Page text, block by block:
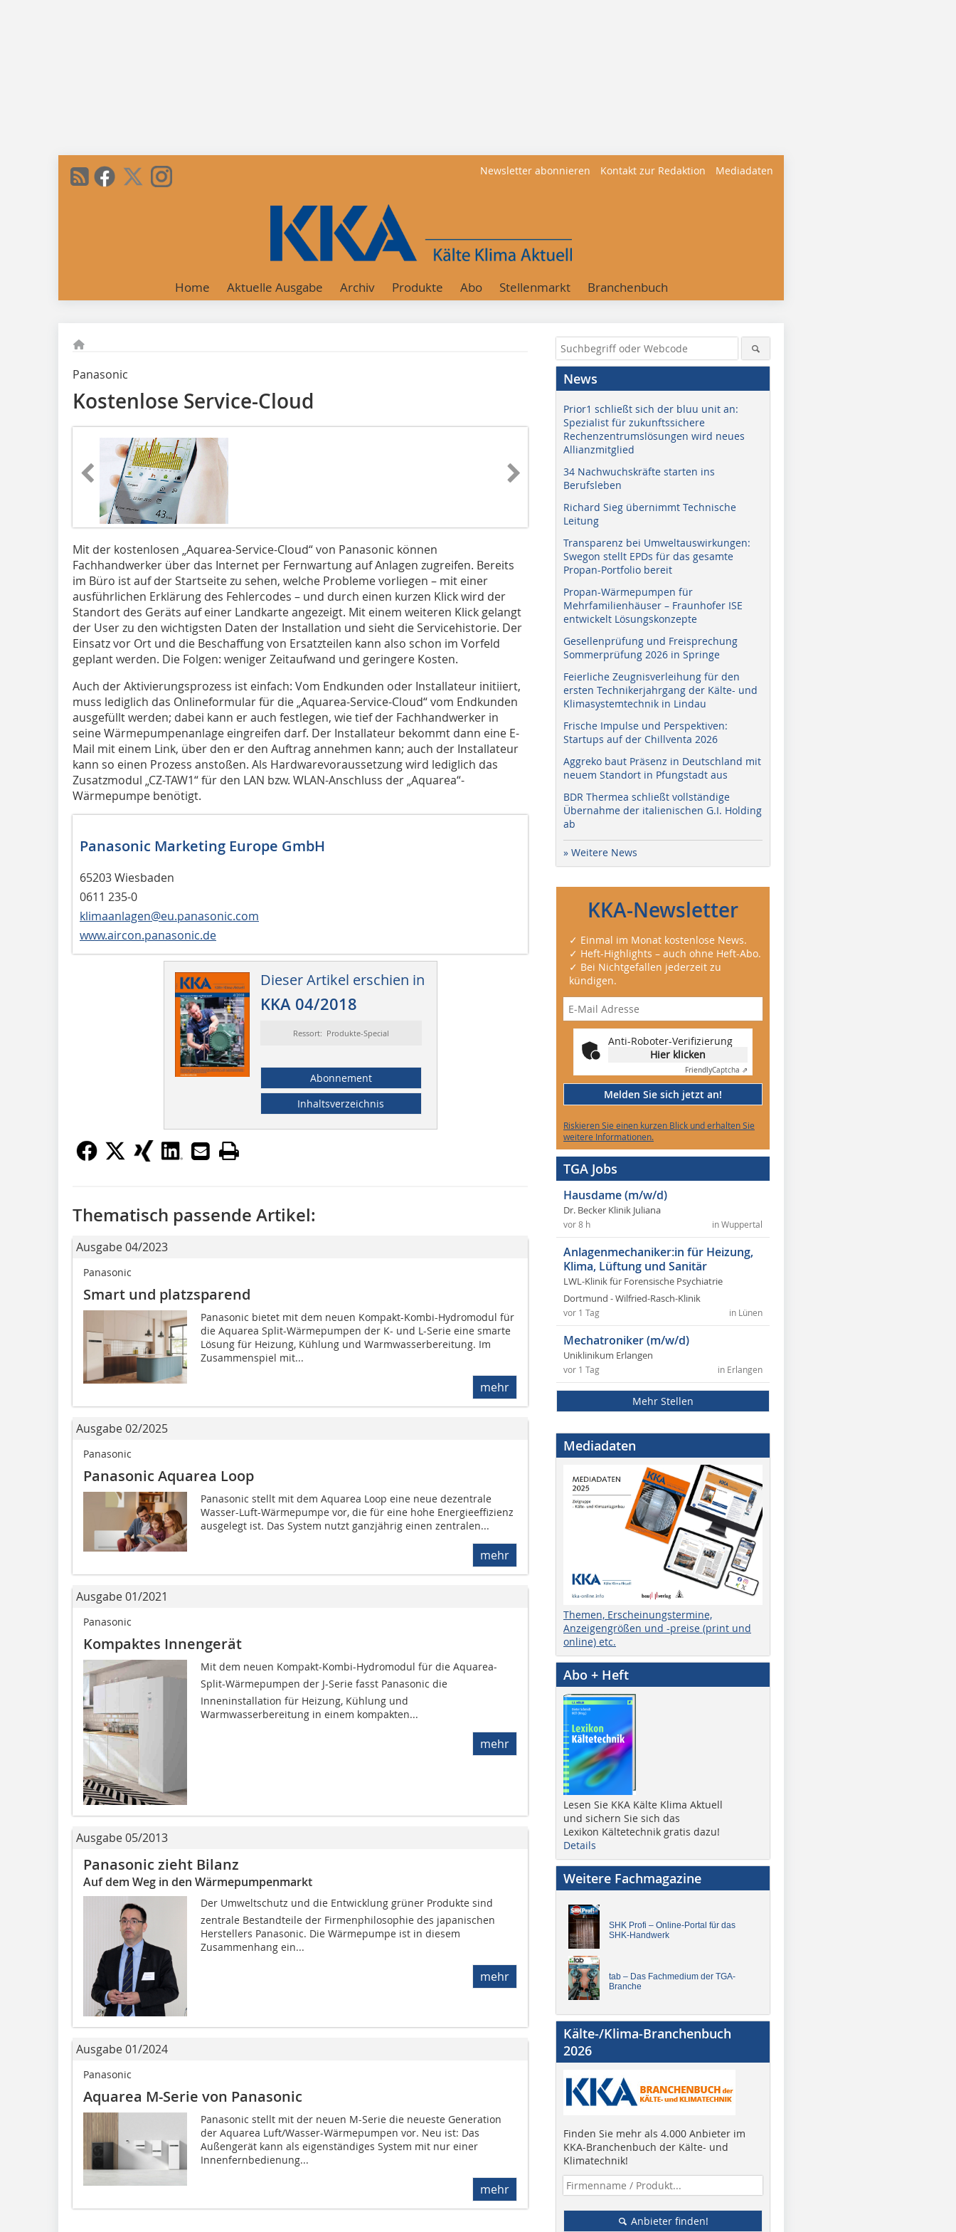
Newsletter abonnieren Kontakt zur Redaktion Mediadaten
Home Aktuelle Ausgabe Archiv Produkte Abo Stellenmarkt Branchenbuch
Panasonic
Kostenlose Service-Cloud
Mit der kostenlosen „Aquarea-Service-Cloud“ von Panasonic können
Fachhandwerker über das Internet per Fernwartung auf Anlagen zugreifen. Bereits
im Büro ist auf der Startseite zu sehen, welche Probleme vorliegen – mit einer
ausführlichen Erklärung des Fehlercodes – und durch einen kurzen Klick wird der
Standort des Geräts auf einer Landkarte angezeigt. Mit einem weiteren Klick gelangt
der User zu den wichtigsten Daten der Installation und sieht die Servicehistorie. Der
Einsatz vor Ort und die Beschaffung von Ersatzteilen kann also schon im Vorfeld
geplant werden. Die Folgen: weniger Zeitaufwand und geringere Kosten.
Auch der Aktivierungsprozess ist einfach: Vom Endkunden oder Installateur initiiert,
muss lediglich das Onlineformular für die „Aquarea-Service-Cloud“ vom Endkunden
ausgefüllt werden; dabei kann er auch festlegen, wie tief der Fachhandwerker in
seine Wärmepumpenanlage eingreifen darf. Der Installateur bekommt dann eine E-
Mail mit einem Link, über den er den Auftrag annehmen kann; auch der Installateur
kann so einen Prozess anstoßen. Als Hardwarevoraussetzung wird lediglich das
Zusatzmodul „CZ-TAW1“ für den LAN bzw. WLAN-Anschluss der „Aquarea“-
Wärmepumpe benötigt.
Panasonic Marketing Europe GmbH
65203 Wiesbaden
0611 235-0
klimaanlagen@eu.panasonic.com
www.aircon.panasonic.de
Dieser Artikel erschien in
KKA 04/2018
Ressort: Produkte-Special
Abonnement
Inhaltsverzeichnis
Thematisch passende Artikel:
Ausgabe 04/2023
Panasonic
Smart und platzsparend
Panasonic bietet mit dem neuen Kompakt-Kombi-Hydromodul für
die Aquarea Split-Wärmepumpen der K- und L-Serie eine smarte
Lösung für Heizung, Kühlung und Warmwasserbereitung. Im
Zusammenspiel mit...
mehr
Ausgabe 02/2025
Panasonic
Panasonic Aquarea Loop
Panasonic stellt mit dem Aquarea Loop eine neue dezentrale
Wasser-Luft-Wärmepumpe vor, die für eine hohe Energieeffizienz
ausgelegt ist. Das System nutzt ganzjährig einen zentralen...
mehr
Ausgabe 01/2021
Panasonic
Kompaktes Innengerät
Mit dem neuen Kompakt-Kombi-Hydromodul für die Aquarea-
Split-Wärmepumpen der J-Serie fasst Panasonic die
Inneninstallation für Heizung, Kühlung und
Warmwasserbereitung in einem kompakten...
mehr
Ausgabe 05/2013
Panasonic zieht Bilanz
Auf dem Weg in den Wärmepumpenmarkt
Der Umweltschutz und die Entwicklung grüner Produkte sind
zentrale Bestandteile der Firmenphilosophie des japanischen
Herstellers Panasonic. Die Wärmepumpe ist in diesem
Zusammenhang ein...
mehr
Ausgabe 01/2024
Panasonic
Aquarea M-Serie von Panasonic
Panasonic stellt mit der neuen M-Serie die neueste Generation
der Aquarea Luft/Wasser-Wärmepumpen vor. Neu ist: Das
Außengerät kann als eigenständiges System mit nur einer
Innenfernbedienung...
mehr
News
Prior1 schließt sich der bluu unit an:
Spezialist für zukunftssichere
Rechenzentrumslösungen wird neues
Allianzmitglied
34 Nachwuchskräfte starten ins
Berufsleben
Richard Sieg übernimmt Technische
Leitung
Transparenz bei Umweltauswirkungen:
Swegon stellt EPDs für das gesamte
Propan-Portfolio bereit
Propan-Wärmepumpen für
Mehrfamilienhäuser – Fraunhofer ISE
entwickelt Lösungskonzepte
Gesellenprüfung und Freisprechung
Sommerprüfung 2026 in Springe
Feierliche Zeugnisverleihung für den
ersten Technikerjahrgang der Kälte- und
Klimasystemtechnik in Lindau
Frische Impulse und Perspektiven:
Startups auf der Chillventa 2026
Aggreko baut Präsenz in Deutschland mit
neuem Standort in Pfungstadt aus
BDR Thermea schließt vollständige
Übernahme der italienischen G.I. Holding
ab
» Weitere News
KKA-Newsletter
✓ Einmal im Monat kostenlose News.
✓ Heft-Highlights – auch ohne Heft-Abo.
✓ Bei Nichtgefallen jederzeit zu
kündigen.
Anti-Roboter-Verifizierung
Hier klicken
FriendlyCaptcha ⇗
Melden Sie sich jetzt an!
Riskieren Sie einen kurzen Blick und erhalten Sie
weitere Informationen.
TGA Jobs
Hausdame (m/w/d)
Dr. Becker Klinik Juliana
in Wuppertal
vor 8 h
Anlagenmechaniker:in für Heizung,
Klima, Lüftung und Sanitär
LWL-Klinik für Forensische Psychiatrie
Dortmund - Wilfried-Rasch-Klinik
in Lünen
vor 1 Tag
Mechatroniker (m/w/d)
Uniklinikum Erlangen
in Erlangen
vor 1 Tag
Mehr Stellen
Mediadaten
Themen, Erscheinungstermine,
Anzeigengrößen und -preise (print und
online) etc.
Abo + Heft
Lesen Sie KKA Kälte Klima Aktuell
und sichern Sie sich das
Lexikon Kältetechnik gratis dazu!
Details
Weitere Fachmagazine
SHK Profi – Online-Portal für das
SHK-Handwerk
tab – Das Fachmedium der TGA-
Branche
Kälte-/Klima-Branchenbuch
2026
Finden Sie mehr als 4.000 Anbieter im
KKA-Branchenbuch der Kälte- und
Klimatechnik!
Anbieter finden!